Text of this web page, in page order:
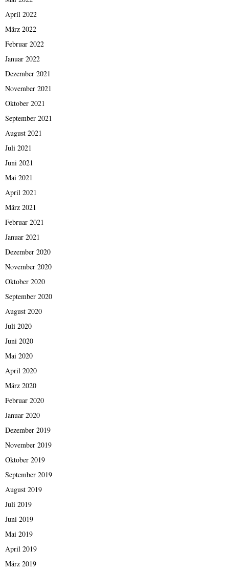
April 2022
März 2022
Februar 2022
Januar 2022
Dezember 2021
November 2021
Oktober 2021
September 2021
August 2021
Juli 2021
Juni 2021
Mai 2021
April 2021
März 2021
Februar 2021
Januar 2021
Dezember 2020
November 2020
Oktober 2020
September 2020
August 2020
Juli 2020
Juni 2020
Mai 2020
April 2020
März 2020
Februar 2020
Januar 2020
Dezember 2019
November 2019
Oktober 2019
September 2019
August 2019
Juli 2019
Juni 2019
Mai 2019
April 2019
März 2019